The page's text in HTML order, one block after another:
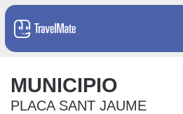
MUNICIPIO
PLACA SANT JAUME